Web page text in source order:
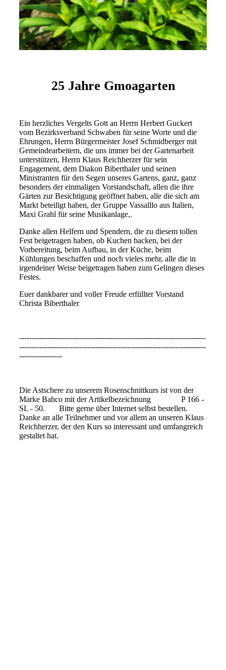
25 Jahre Gmoagarten
Ein herzliches Vergelts Gott an Herrn Herbert Guckert
vom Bezirksverband Schwaben für seine Worte und die
Ehrungen, Herrn Bürgermeister Josef Schmidberger mit
Gemeindearbeitern, die uns immer bei der Gartenarbeit
unterstützen, Herrn Klaus Reichherzer für sein
Engagement, dem Diakon Biberthaler und seinen
Ministranten für den Segen unseres Gartens, ganz, ganz
besonders der einmaligen Vorstandschaft, allen die ihre
Gärten zur Besichtigung geöffnet haben, alle die sich am
Markt beteiligt haben, der Gruppe Vassalllo aus Italien,
Maxi Grahl für seine Musikanlage,.
Danke allen Helfern und Spendern, die zu diesem tollen
Fest beigetragen haben, ob Kuchen backen, bei der
Vorbereitung, beim Aufbau, in der Küche, beim
Kühlungen beschaffen und noch vieles mehr, alle die in
irgendeiner Weise beigetragen haben zum Gelingen dieses
Festes.
Euer dankbarer und voller Freude erfüllter Vorstand
Christa Biberthaler
--------------------------------------------------------------------------
--------------------------------------------------------------------------
-----------------
Die Astschere zu unserem Rosenschnittkurs ist von der
Marke Bahco mit der Artikelbezeichnung P 166 -
SL - 50. Bitte gerne über Internet selbst bestellen.
Danke an alle Teilnehmer und vor allem an unseren Klaus
Reichherzer, der den Kurs so interessant und umfangreich
gestaltet hat.